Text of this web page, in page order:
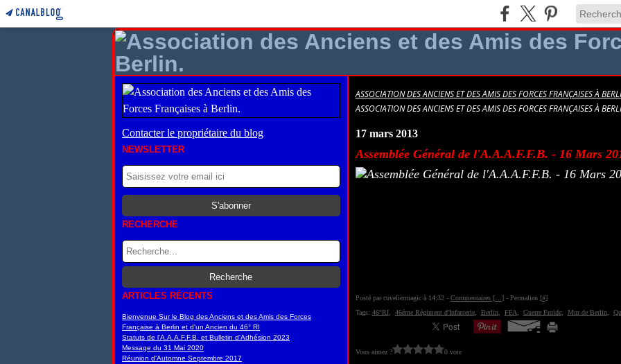
Contacter le propriétaire du blog
NEWSLETTER
RECHERCHE
ARTICLES RÉCENTS
Bienvenue Sur le Blog des Anciens et des Amis des Forces
Française à Berlin et d'un Ancien du 46° RI
Statuts de l'A.A.A.F.F.B. et Bulletin d'Adhésion 2023
Message du 31 Mai 2020
Réunion d'Automne Septembre 2017
ASSOCIATION DES ANCIENS ET DES AMIS DES FORCES FRANÇAISES À
ASSOCIATION DES ANCIENS ET DES AMIS DES FORCES FRANÇAISES À
17 mars 2013
Assemblée Général de l'A.A.A.F.F.B. - 16 Mars
Posté par cuveliermagic à 14:32 - Commentaires [… ]- Permalien [#]
Tags: 46°RI, 46éme Régiment d'Infanterie, Berlin, FFA Guerre Froide, Mur de Berlin,
Vous aimez ? 0 vote